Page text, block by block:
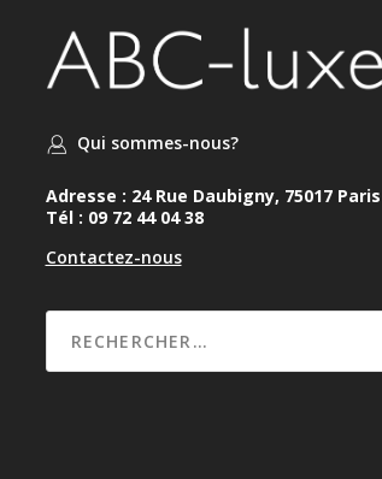
Qui sommes-nous?
Adresse : 24 Rue Daubigny, 75017 Paris
Tél : 09 72 44 04 38
Contactez-nous